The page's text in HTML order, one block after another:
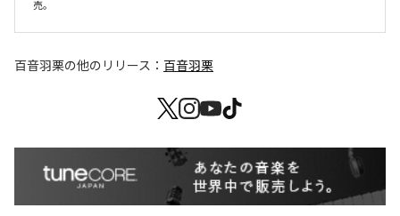
売。
百音羽栗の他のリリース： 百音羽栗